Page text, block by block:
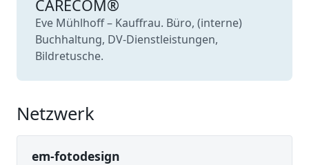
CARECOM®
Eve Mühlhoff – Kauffrau. Büro, (interne)
Buchhaltung, DV-Dienst­leistungen,
Bildretusche.
Netzwerk
em-fotodesign